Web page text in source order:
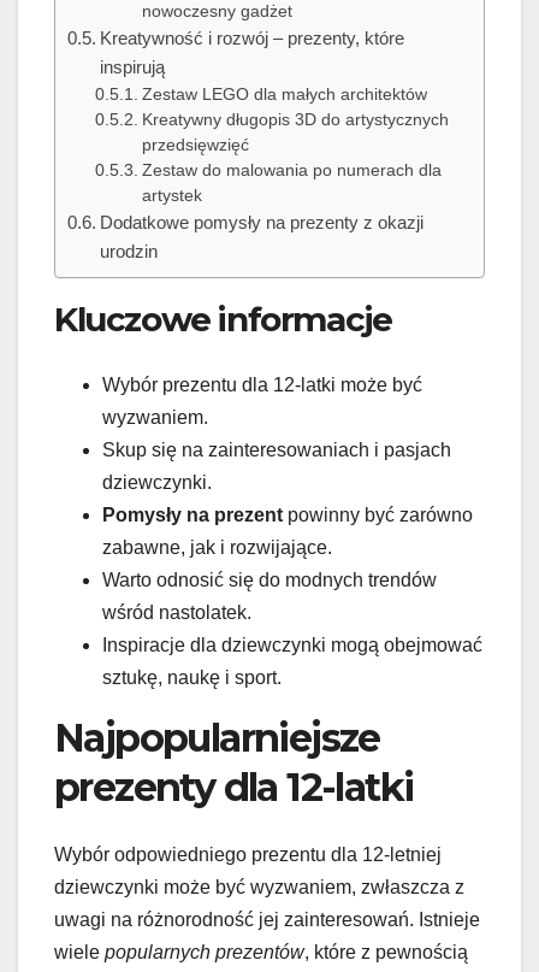
nowoczesny gadżet
Kreatywność i rozwój – prezenty, które
inspirują
Zestaw LEGO dla małych architektów
Kreatywny długopis 3D do artystycznych
przedsięwzięć
Zestaw do malowania po numerach dla
artystek
Dodatkowe pomysły na prezenty z okazji
urodzin
Kluczowe informacje
Wybór prezentu dla 12-latki może być
wyzwaniem.
Skup się na zainteresowaniach i pasjach
dziewczynki.
Pomysły na prezent powinny być zarówno
zabawne, jak i rozwijające.
Warto odnosić się do modnych trendów
wśród nastolatek.
Inspiracje dla dziewczynki mogą obejmować
sztukę, naukę i sport.
Najpopularniejsze
prezenty dla 12-latki
Wybór odpowiedniego prezentu dla 12-letniej
dziewczynki może być wyzwaniem, zwłaszcza z
uwagi na różnorodność jej zainteresowań. Istnieje
wiele popularnych prezentów, które z pewnością